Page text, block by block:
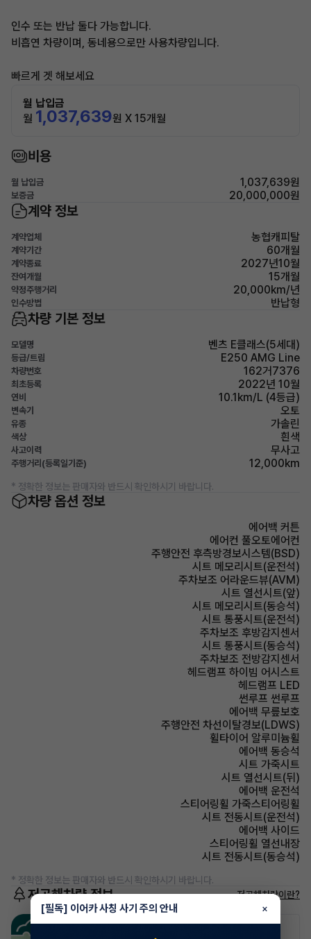
인수 또는 반납 둘다 가능합니다.
비흡연 차량이며, 동네용으로만 사용차량입니다.
빠르게 겟 해보세요
월 납입금
월 1,037,639원 X 15개월
비용
월 납입금 1,037,639원
보증금 20,000,000원
계약 정보
계약업체 농협캐피탈
계약기간 60개월
계약종료 2027년10월
잔여개월 15개월
약정주행거리 20,000km/년
인수방법 반납형
차량 기본 정보
모델명 벤츠 E클래스(5세대)
등급/트림 E250 AMG Line
차량번호 162거7376
최초등록 2022년 10월
연비 10.1km/L (4등급)
변속기 오토
유종 가솔린
색상 흰색
사고이력 무사고
주행거리(등록일기준) 12,000km
* 정확한 정보는 판매자와 반드시 확인하시기 바랍니다.
차량 옵션 정보
에어백 커튼
에어컨 풀오토에어컨
주행안전 후측방경보시스템(BSD)
시트 메모리시트(운전석)
주차보조 어라운드뷰(AVM)
시트 열선시트(앞)
시트 메모리시트(동승석)
시트 통풍시트(운전석)
주차보조 후방감지센서
시트 통풍시트(동승석)
주차보조 전방감지센서
헤드램프 하이빔 어시스트
헤드램프 LED
썬루프 썬루프
에어백 무릎보호
주행안전 차선이탈경보(LDWS)
휠타이어 알루미늄휠
에어백 동승석
시트 가죽시트
시트 열선시트(뒤)
에어백 운전석
스티어링휠 가죽스티어링휠
시트 전동시트(운전석)
에어백 사이드
스티어링휠 열선내장
시트 전동시트(동승석)
* 정확한 정보는 판매자와 반드시 확인하시기 바랍니다.
저공해차량 정보 저공해차량이란?
[필독] 이어카 사칭 사기 주의 안내 ×